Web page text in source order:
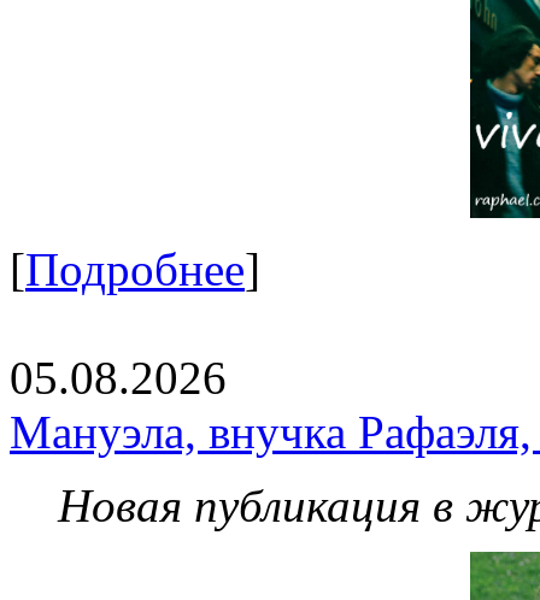
[Подробнее]
05.08.2026
Мануэла, внучка
Новая публикация в